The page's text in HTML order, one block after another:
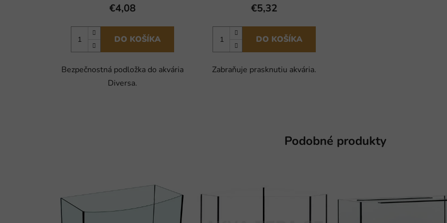
€4,08
DO KOŠÍKA
Bezpečnostná podložka do akvária
Diversa.
€5,32
DO KOŠÍKA
Zabraňuje prasknutiu akvária.
Podobné produkty